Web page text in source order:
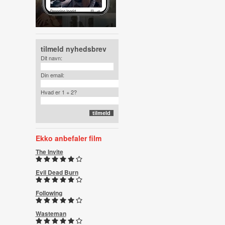
tilmeld nyhedsbrev
Dit navn:
Din email:
Hvad er 1 + 2?
Ekko anbefaler film
The Invite
Evil Dead Burn
Following
Wasteman